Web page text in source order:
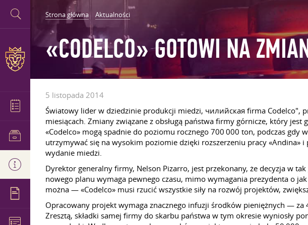
Strona główna Aktualności
«CODELCO» GOTOWI NA
5 listopada 2014
Światowy lider w dziedzinie produkcji miedzi, чилийская firma
miesiącach. Zmiany związane z obsługą państwa firmy górnicze, który
«Codelco» mogą spadnie do poziomu rocznego 700 000 ton, podczas gdy
utrzymywać się na wysokim poziomie dzięki rozszerzeniu pracy
wydanie miedzi.
Dyrektor generalny firmy, Nelson Pizarro, jest przekonany, że decyzja w
nowego planu wymaga pewnego czasu, mimo wymagania prezydenta o
można — «Codelco» musi rzucić wszystkie siły na rozwój projektów,
Opracowany projekt wymaga znacznego infuzji środków pieniężnych —
Zresztą, składki samej firmy do skarbu państwa w tym okresie wyniosły